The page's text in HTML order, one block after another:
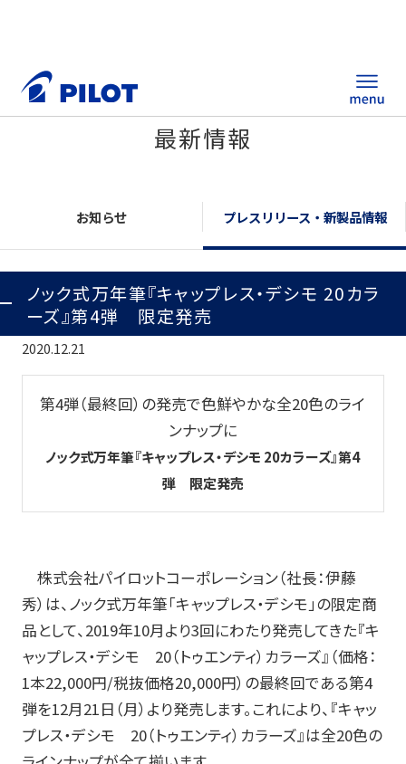
製品情報
替え芯サイト
総合カタログ
産業資材
企業情報
企業情報TOP
会社情報
最新情報
お知らせ プレスリリース・新製品情報
ノック式万年筆『キャップレス・デシモ 20カラ
ーズ』第4弾 限定発売
2020.12.21
第4弾（最終回）の発売で色鮮やかな全20色のライ
ンナップに
ノック式万年筆『キャップレス・デシモ 20カラーズ』第4
弾 限定発売
株式会社パイロットコーポレーション（社長：伊藤
秀）は、ノック式万年筆「キャップレス・デシモ」の限定商
品として、2019年10月より3回にわたり発売してきた『キ
ャップレス・デシモ 20（トゥエンティ）カラーズ』（価格：
1本22,000円/税抜価格20,000円）の最終回である第4
弾を12月21日（月）より発売します。これにより、『キャッ
プレス・デシモ 20（トゥエンティ）カラーズ』は全20色の